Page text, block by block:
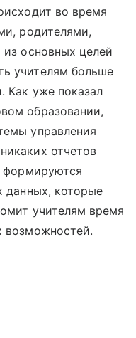
во время
родителями,
основных целей
учителям больше
Как уже показал
образовании,
управления
отчетов
формируются
данных, которые
учителям время
возможностей.